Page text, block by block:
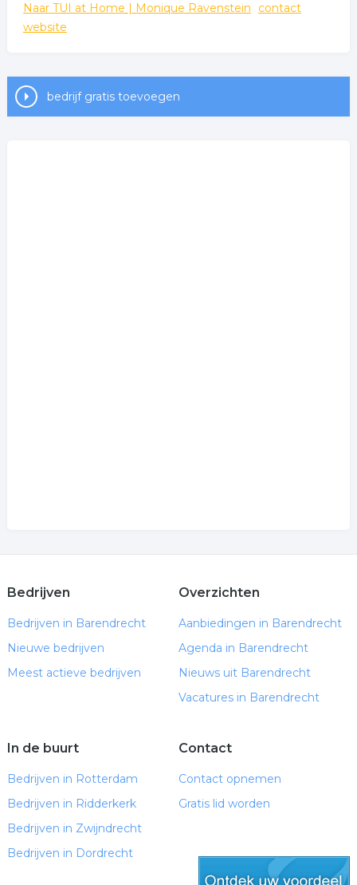
Naar TUI at Home | Monique Ravenstein
contact
website
bedrijf gratis toevoegen
Bedrijven
Bedrijven in Barendrecht
Nieuwe bedrijven
Meest actieve bedrijven
Overzichten
Aanbiedingen in Barendrecht
Agenda in Barendrecht
Nieuws uit Barendrecht
Vacatures in Barendrecht
In de buurt
Bedrijven in Rotterdam
Bedrijven in Ridderkerk
Bedrijven in Zwijndrecht
Bedrijven in Dordrecht
Contact
Contact opnemen
Gratis lid worden